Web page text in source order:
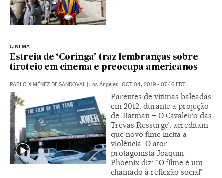
CINEMA
Estreia de ‘Coringa’ traz lembranças sobre
tiroteio em cinema e preocupa americanos
PABLO XIMÉNEZ DE SANDOVAL | Los Ángeles | OCT 04, 2019 - 07:46 EDT
Parentes de vítimas baleadas
em 2012, durante a projeção
de ‘Batman – O Cavaleiro das
Trevas Ressurge’, acreditam
que novo fime incita a
violência. O ator
protagonista Joaquin
Phoenix diz: “O filme é um
chamado à reflexão social”